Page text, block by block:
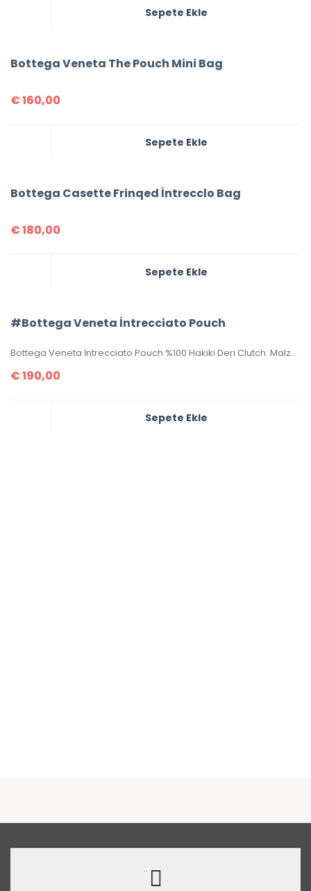
Sepete Ekle
Bottega Veneta The Pouch Mini Bag
€160,00
Sepete Ekle
Bottega Casette Frinqed İntrecclo Bag
€180,00
Sepete Ekle
#Bottega Veneta İntrecciato Pouch
Bottega Veneta İntrecciato Pouch %100 Hakiki Deri Clutch. Malzemesi el örgüsü, hakiki kuzu derisidir. Ölçüsü 20×15 cm dir. Kutulu, toz torbalı, sertifikalıdır.
€190,00
Sepete Ekle